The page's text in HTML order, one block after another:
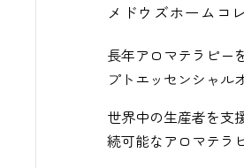
メドウズホームコ
長年アロマテラピー
プトエッセンシャル
世界中の生産者を支
続可能なアロマテラ